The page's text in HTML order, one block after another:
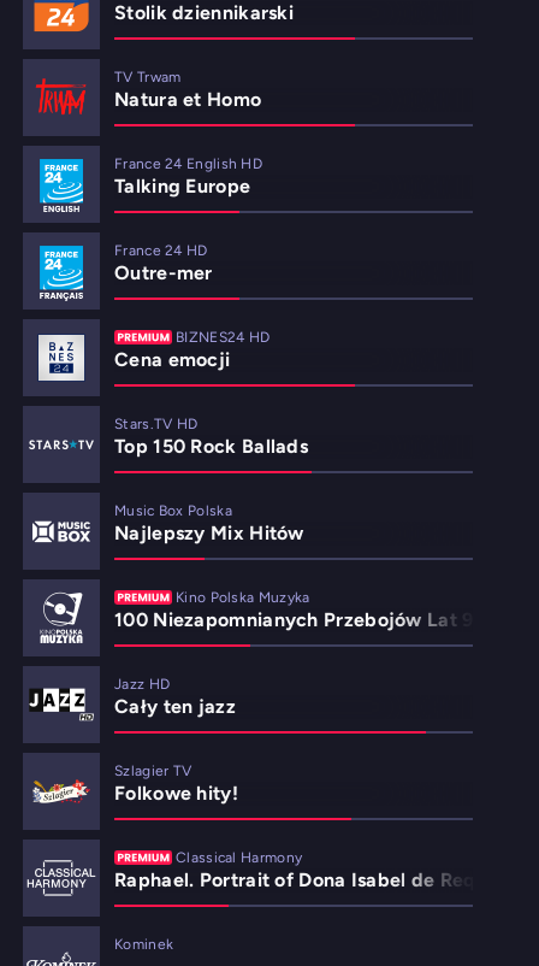
Stolik dziennikarski
TV Trwam
Natura et Homo
France 24 English HD
Talking Europe
France 24 HD
Outre-mer
BIZNES24 HD
Cena emocji
Stars.TV HD
Top 150 Rock Ballads
Music Box Polska
Najlepszy Mix Hitów
Kino Polska Muzyka
100 Niezapomnianych Przebojów Lat 90.
Jazz HD
Cały ten jazz
Szlagier TV
Folkowe hity!
Classical Harmony
Raphael. Portrait of Dona Isabel de
Kominek